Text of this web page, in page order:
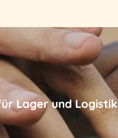
Lager und Logistik